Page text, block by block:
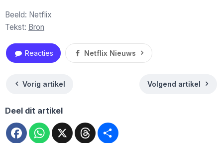
Beeld: Netflix
Tekst: Bron
Reacties Netflix Nieuws
Vorig artikel Volgend artikel
Deel dit artikel
FacebookWhatsApp
X Threads